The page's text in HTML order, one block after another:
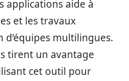
applications aide à
et les travaux
d’équipes multilingues.
tirent un avantage
cet outil pour